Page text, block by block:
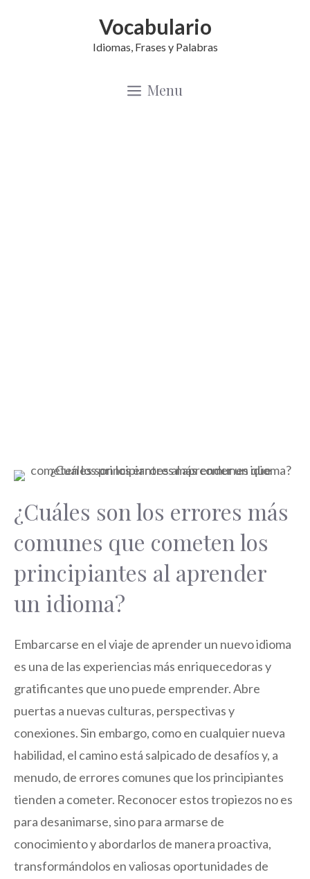
Vocabulario
Idiomas, Frases y Palabras
Menu
¿Cuáles son los errores más
comunes que cometen los
principiantes al aprender
un idioma?
Embarcarse en el viaje de aprender un nuevo idioma
es una de las experiencias más enriquecedoras y
gratificantes que uno puede emprender. Abre
puertas a nuevas culturas, perspectivas y
conexiones. Sin embargo, como en cualquier nueva
habilidad, el camino está salpicado de desafíos y, a
menudo, de errores comunes que los principiantes
tienden a cometer. Reconocer estos tropiezos no es
para desanimarse, sino para armarse de
conocimiento y abordarlos de manera proactiva,
transformándolos en valiosas oportunidades de